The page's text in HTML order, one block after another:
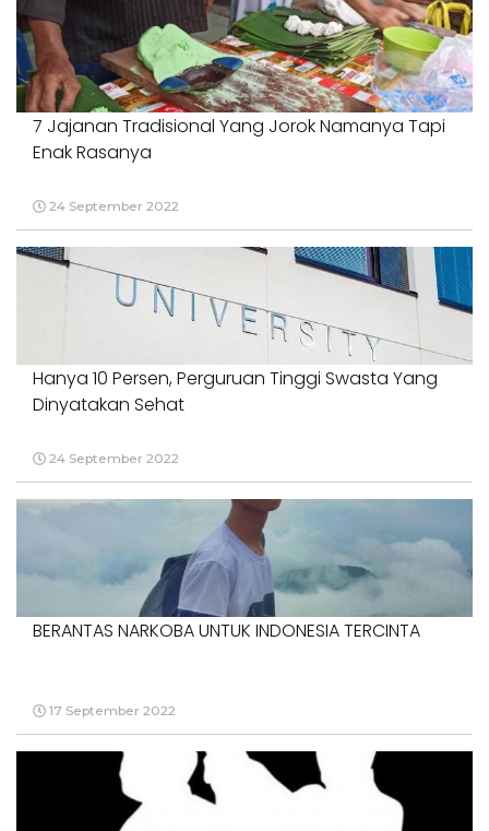
7 Jajanan Tradisional Yang Jorok Namanya Tapi
Enak Rasanya
24 September 2022
Hanya 10 Persen, Perguruan Tinggi Swasta Yang
Dinyatakan Sehat
24 September 2022
BERANTAS NARKOBA UNTUK INDONESIA TERCINTA
17 September 2022